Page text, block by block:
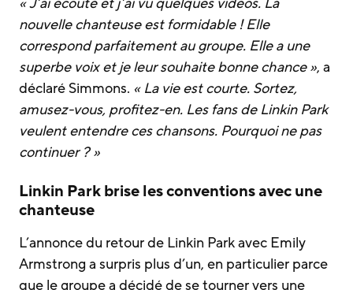
nouvelle chanteuse est formidable ! Elle
correspond parfaitement au groupe. Elle a une
superbe voix et je leur souhaite bonne chance », a
déclaré Simmons. « La vie est courte. Sortez,
amusez-vous, profitez-en. Les fans de Linkin Park
veulent entendre ces chansons. Pourquoi ne pas
continuer ? »
Linkin Park brise les conventions avec une
chanteuse
L’annonce du retour de Linkin Park avec Emily
Armstrong a surpris plus d’un, en particulier parce
que le groupe a décidé de se tourner vers une